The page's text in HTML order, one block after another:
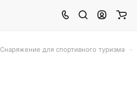
Снаряжение для спортивного туризма